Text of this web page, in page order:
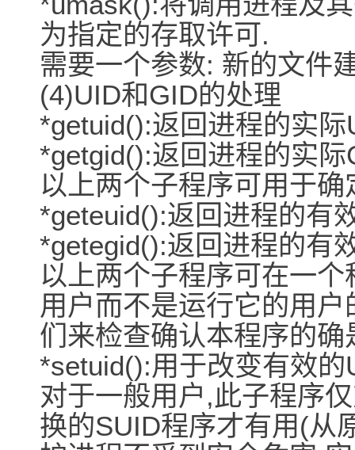
为指定的存取许可.
需要一个参数: 新的文件
(4)UID和GID的处理
*getuid():返回进程的实际
*getgid():返回进程的实际
以上两个子程序可用于
*geteuid():返回进程的有
*getegid():返回进程的有
以上两个子程序可在一
用户而不是运行它的用
们来检查确认本程序的
*setuid():用于改变有效的
对于一般用户,此子程序
换的SUID程序才有用(从